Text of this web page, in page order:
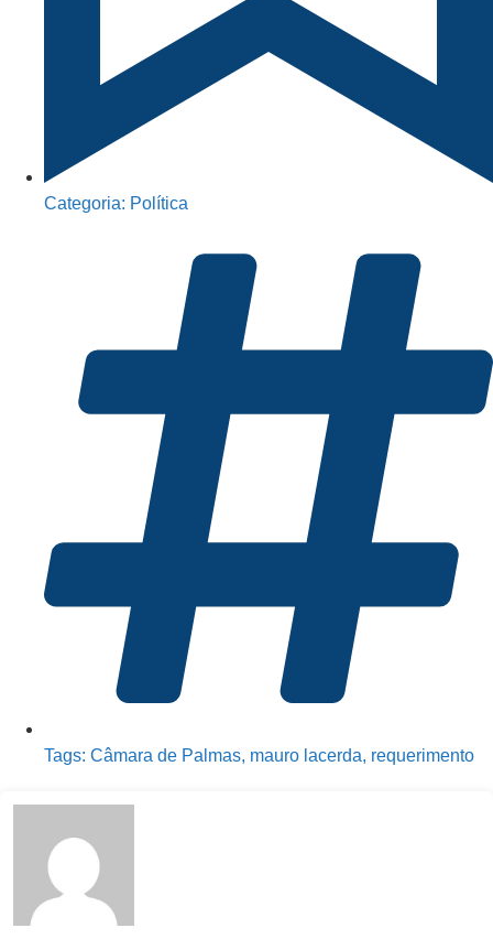
Categoria: Política
Tags: Câmara de Palmas, mauro lacerda, requerimento